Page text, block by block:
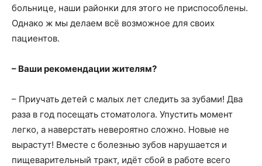
больнице, наши районки для этого не приспособлены.
Однако ж мы делаем всё возможное для своих
пациентов.
– Ваши рекомендации жителям?
– Приучать детей с малых лет следить за зубами! Два
раза в год посещать стоматолога. Упустить момент
легко, а наверстать невероятно сложно. Новые не
вырастут! Вместе с болезнью зубов нарушается и
пищеварительный тракт, идёт сбой в работе всего